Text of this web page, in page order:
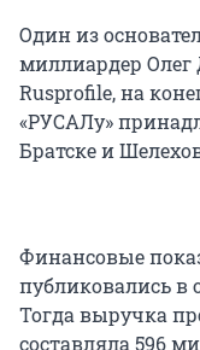
Один из
миллиардер
Rusprofile, на
«РУСАЛу»
Братске и
Финансовые
публиковались в
Тогда выручка
составляла 596